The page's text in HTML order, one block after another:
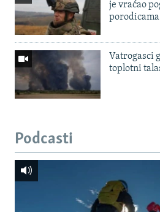
je vraćao
porodicama
Vatrogasci
toplotni
Podcasti